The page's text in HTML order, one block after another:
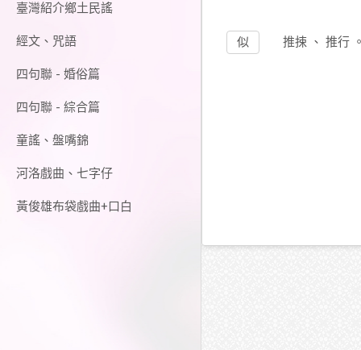
臺灣紹介鄉土民謠
經文、咒語
四句聯 - 婚俗篇
四句聯 - 綜合篇
童謠、盤嘴錦
河洛戲曲、七字仔
黃俊雄布袋戲曲+口白
推捒 、 推行
似